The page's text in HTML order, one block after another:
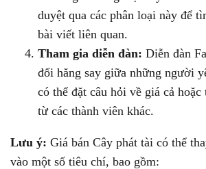
duyệt qua các phân loại này để
bài viết liên quan.
Tham gia diễn đàn: Diễn đàn
đổi hăng say giữa những người
có thể đặt câu hỏi về giá cả
từ các thành viên khác.
Lưu ý: Giá bán Cây phát tài có thể
vào một số tiêu chí, bao gồm: